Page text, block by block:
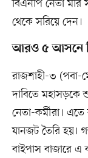
বিএনপি নেতা
থেকে সরিয়ে দেন।
আরও ৫ আসনে
রাজশাহী-৩ (পবা-
দাবিতে মহাসড়কে
নেতা-কর্মীরা।
যানজট তৈরি হয়।
বাইপাস বাজারে এ